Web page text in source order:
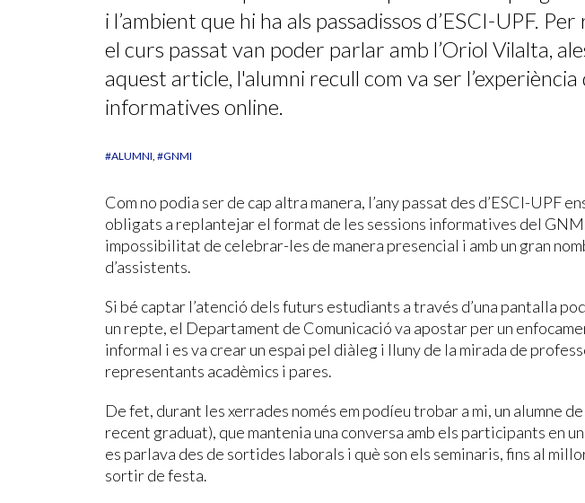
i l’ambient que hi ha als passadissos d’ESCI-UPF.
el curs passat van poder parlar amb l’Oriol Vilalta,
aquest article, l'alumni recull com va ser
informatives online.
#ALUMNI #GNMI
Com no podia ser de cap altra manera, l’any passat des d’ESCI-UPF
obligats a replantejar el format de les sessions informatives del
impossibilitat de celebrar-les de manera presencial i amb un gran
d’assistents.
Si bé captar l’atenció dels futurs estudiants a través d’una pantalla
un repte, el Departament de Comunicació va apostar per un
informal i es va crear un espai pel diàleg i lluny de la mirada de
representants acadèmics i pares.
De fet, durant les xerrades només em podíeu trobar a mi, un alumne
recent graduat), que mantenia una conversa amb els participants en
es parlava des de sortides laborals i què son els seminaris, fins al
sortir de festa.